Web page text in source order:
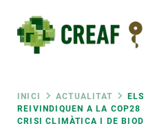
contingut
Fil
INICI ACTUALITAT
REIVINDIQUEN A LA
CRISI CLIMÀTICA I DE
RRSS